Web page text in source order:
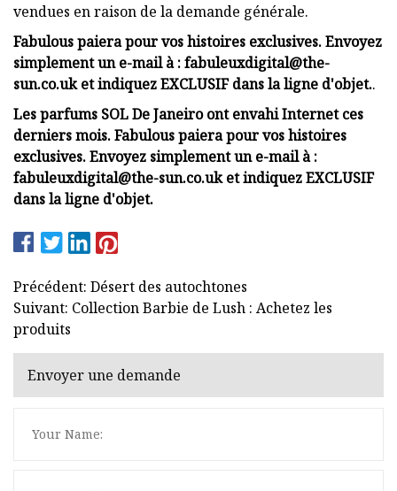
vendues en raison de la demande générale.
Fabulous paiera pour vos histoires exclusives. Envoyez
simplement un e-mail à :fabuleuxdigital@the-
sun.co.uket indiquez EXCLUSIF dans la ligne d'objet..
Les parfums SOL De Janeiro ont envahi Internet ces
derniers mois.Fabulous paiera pour vos histoires
exclusives. Envoyez simplement un e-mail à :
fabuleuxdigital@the-sun.co.uket indiquez EXCLUSIF
dans la ligne d'objet.
Précédent: Désert des autochtones
Suivant: Collection Barbie de Lush : Achetez les
produits
Envoyer une demande